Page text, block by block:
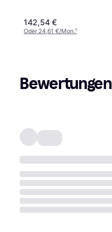
142,54 €
Oder 24,61 €/Mon.¹
Bewertungen